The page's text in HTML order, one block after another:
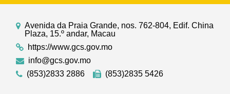
Avenida da Praia Grande, nos. 762-804, Edif. China
Plaza, 15.º andar, Macau
https://www.gcs.gov.mo
info@gcs.gov.mo
(853)2833 2886
(853)2835 5426